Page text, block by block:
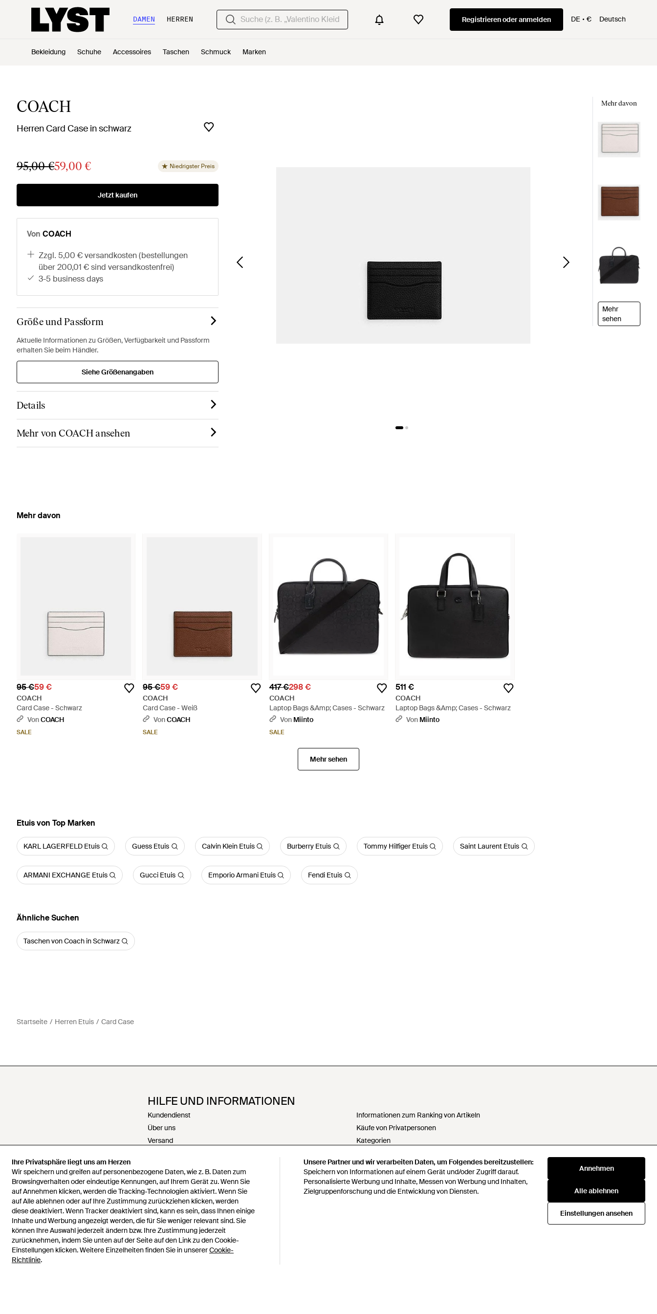
Ihre Privatsphäre liegt uns am Herzen
Wir speichern und greifen auf personenbezogene Daten, wie z. B. Daten zum
Browsingverhalten oder eindeutige Kennungen, auf Ihrem Gerät zu. Wenn Sie
auf Annehmen klicken, werden die Tracking-Technologien aktiviert. Wenn Sie
auf Alle ablehnen oder auf Ihre Zustimmung zurückziehen klicken, werden
diese deaktiviert. Wenn Tracker deaktiviert sind, kann es sein, dass Ihnen einige
Inhalte und Werbung angezeigt werden, die für Sie weniger relevant sind. Sie
können Ihre Auswahl jederzeit ändern bzw. Ihre Zustimmung jederzeit
zurücknehmen, indem Sie unten auf der Seite auf den Link zu den Cookie-
Einstellungen klicken. Weitere Einzelheiten finden Sie in unsererCookie-
Richtlinie.
Unsere Partner und wir verarbeiten Daten, um Folgendes bereitzustellen:
Speichern von Informationen auf einem Gerät und/oder Zugriff darauf.
Personalisierte Werbung und Inhalte, Messen von Werbung und Inhalten,
Zielgruppenforschung und die Entwicklung von Diensten.
Annehmen
Alle ablehnen
Einstellungen ansehen
DAMEN HERREN Registrieren oder anmelden DE € Deutsch
Bekleidung Schuhe Accessoires Taschen Schmuck Marken
COACH
Herren Card Case in schwarz
95,00 €59,00 € Niedrigster Preis
Jetzt kaufen
Von COACH
zzgl. 5,00 € versandkosten (bestellungen
über 200,01 € sind versandkostenfrei)
3-5 business days
Größe und Passform
Aktuelle Informationen zu Größen, Verfügbarkeit und Passform
erhalten Sie beim Händler.
Siehe Größenangaben
Details
Mehr von COACH ansehen
Mehr davon
Mehr
sehen
Mehr davon
95 €59 €
COACH
Card Case - Schwarz
VonCOACH
SALE
95 €59 €
COACH
Card Case - Weiß
VonCOACH
SALE
417 €298 €
COACH
Laptop Bags &Amp; Cases - Schwarz
Von Miinto
SALE
511 €
COACH
Laptop Bags &Amp; Cases - Schwarz
Von Miinto
Mehr sehen
Etuis von Top Marken
KARL LAGERFELD Etuis Guess Etuis Calvin Klein Etuis Burberry Etuis Tommy Hilfiger Etuis Saint Laurent Etuis
ARMANI EXCHANGE Etuis Gucci Etuis Emporio Armani Etuis Fendi Etuis
Ähnliche Suchen
Taschen von Coach in Schwarz
Startseite Herren Etuis Card Case
HILFE UND INFORMATIONEN
Kundendienst
Über uns
Versand
Rückerstattungen
Karriere
Kontakt
Allgemeine Geschäftsbedingungen
Datenschutz & Cookies
Geistiges Eigentum
Informationen zum Ranking von Artikeln
Käufe von Privatpersonen
Kategorien
Meine personenbezogenen Daten nicht verkaufen oder
weitergeben
Erklärung zur modernen Sklaverei